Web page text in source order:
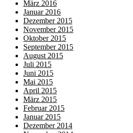
März 2016
Januar 2016
Dezember 2015
November 2015
Oktober 2015
September 2015
August 2015
Juli 2015
Juni 2015
Mai 2015
April 2015
März 2015
Februar 2015
Januar 2015
Dezember 2014